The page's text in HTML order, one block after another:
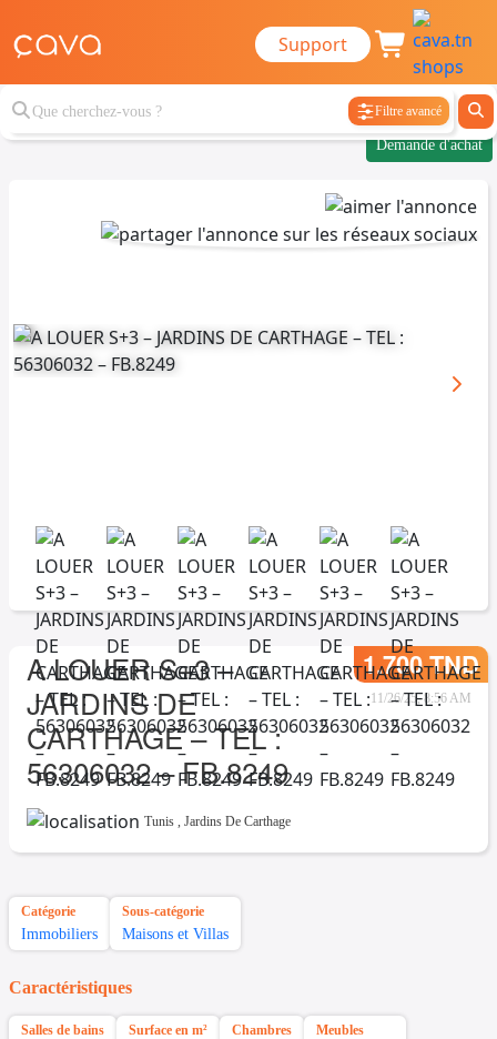
Support
Filtre avancé
Demande d'achat
A LOUER S+3 –
JARDINS DE
CARTHAGE – TEL :
56306032 – FB.8249
1.700 TND
11/26/25, 8:56 AM
Tunis , Jardins De Carthage
Catégorie
Immobiliers
Sous-catégorie
Maisons et Villas
Caractéristiques
Salles de bains Surface en m² Chambres Meubles